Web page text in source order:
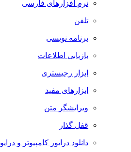
نرم افزارهای فارسی
برنامه نویسی
بازیابی اطلاعات
ابزار رجیستری
ابزارهای مفید
ویرایشگر متن
قفل گذار
دانلود درایور کامپیوتر و درایور لپ تاپ